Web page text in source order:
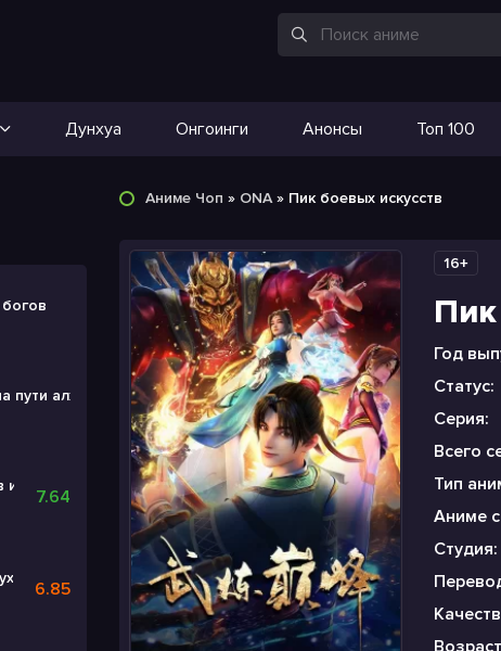
Дунхуа Онгоинги Анонсы Топ 100
пути алхимии
мире 2
7.64
6.85
Аниме Чоп » ONA» Пик боевых искусств
16+
Пик
Год
Статус:
Серия:
Всего
Тип
Аниме
Студия: